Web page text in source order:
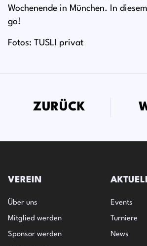
Wochenende in München. In diesem
go!
Fotos: TUSLI privat
ZURÜCK
VEREIN
Über uns
Mitglied werden
Sponsor werden
Events
Turniere
News